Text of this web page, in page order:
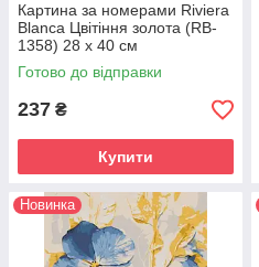
Картина за номерами Riviera
Blanca Цвітіння золота (RB-
1358) 28 х 40 см
Готово до відправки
237 ₴
Купити
Новинка